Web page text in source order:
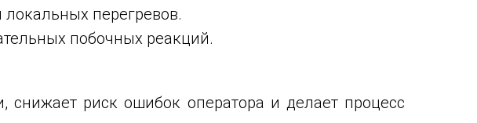
перегревов.
побочных реакций.
снижает риск ошибок оператора и делает процесс